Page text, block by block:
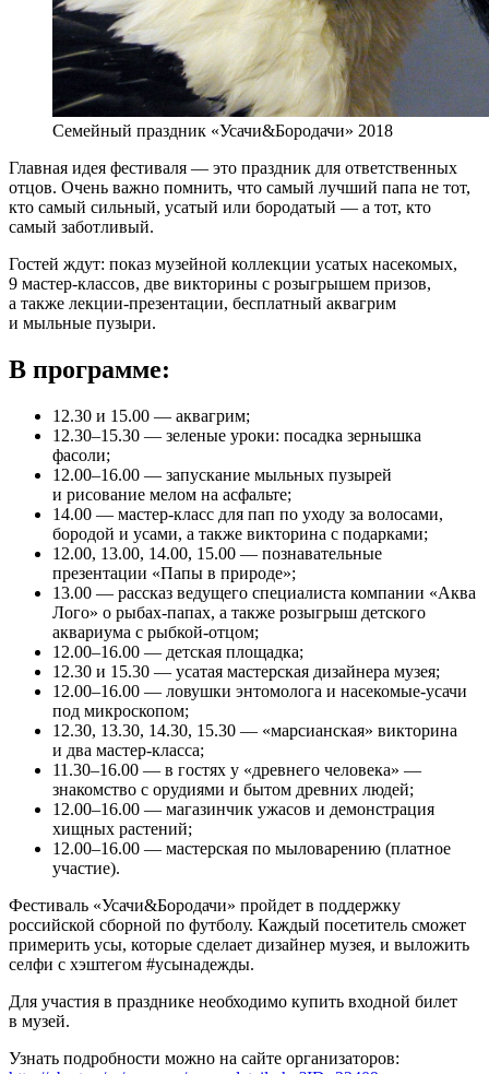
Семейный праздник «Усачи&Бородачи» 2018
Главная идея фестиваля — это праздник для ответственных
отцов. Очень важно помнить, что самый лучший папа не тот,
кто самый сильный, усатый или бородатый — а тот, кто
самый заботливый.
Гостей ждут: показ музейной коллекции усатых насекомых,
9 мастер-классов, две викторины с розыгрышем призов,
а также лекции-презентации, бесплатный аквагрим
и мыльные пузыри.
В программе:
12.30 и 15.00 — аквагрим;
12.30–15.30 — зеленые уроки: посадка зернышка
фасоли;
12.00–16.00 — запускание мыльных пузырей
и рисование мелом на асфальте;
14.00 — мастер-класс для пап по уходу за волосами,
бородой и усами, а также викторина с подарками;
12.00, 13.00, 14.00, 15.00 — познавательные
презентации «Папы в природе»;
13.00 — рассказ ведущего специалиста компании «Аква
Лого» о рыбах-папах, а также розыгрыш детского
аквариума с рыбкой-отцом;
12.00–16.00 — детская площадка;
12.30 и 15.30 — усатая мастерская дизайнера музея;
12.00–16.00 — ловушки энтомолога и насекомые-усачи
под микроскопом;
12.30, 13.30, 14.30, 15.30 — «марсианская» викторина
и два мастер-класса;
11.30–16.00 — в гостях у «древнего человека» —
знакомство с орудиями и бытом древних людей;
12.00–16.00 — магазинчик ужасов и демонстрация
хищных растений;
12.00–16.00 — мастерская по мыловарению (платное
участие).
Фестиваль «Усачи&Бородачи» пройдет в поддержку
российской сборной по футболу. Каждый посетитель сможет
примерить усы, которые сделает дизайнер музея, и выложить
селфи с хэштегом #усынадежды.
Для участия в празднике необходимо купить входной билет
в музей.
Узнать подробности можно на сайте организаторов: